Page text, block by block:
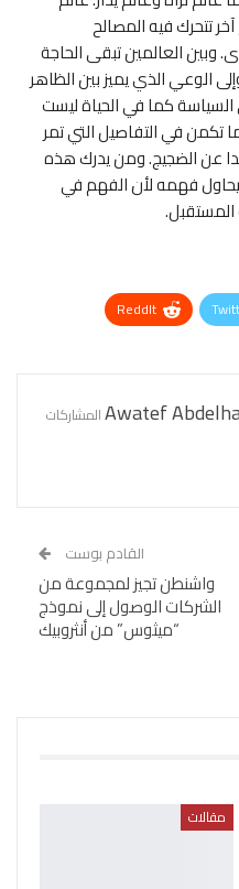
تتحرك فيه المصالح
وبين العالمين تبقى الحاجة
الوعي الذي يميز بين الظاهر
كما في الحياة ليست
ما تكمن في التفاصيل التي تمر
عن الضجيج. ومن يدرك هذه
يحاول فهمه لأن الفهم في
المستقبل.
ReddIt
Awatef
القادم بوست
واشنطن تجيز لمجموعة من
الشركات الوصول إلى نموذج
“ميثوس” من أنثروبيك
مقالات